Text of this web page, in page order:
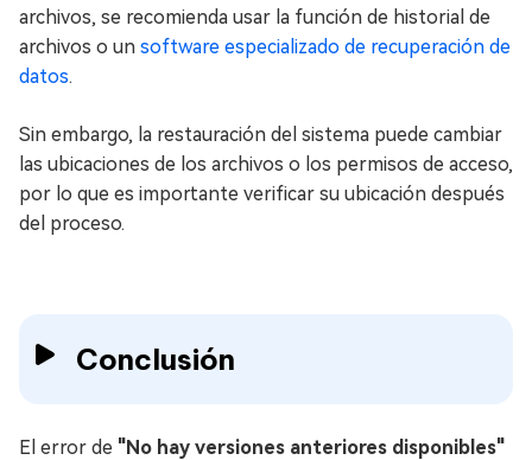
archivos, se recomienda usar la función de historial de
archivos o un software especializado de recuperación de
datos.
Sin embargo, la restauración del sistema puede cambiar
las ubicaciones de los archivos o los permisos de acceso,
por lo que es importante verificar su ubicación después
del proceso.
Conclusión
El error de "No hay versiones anteriores disponibles"